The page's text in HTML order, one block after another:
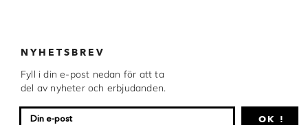
Martellato
Matfer Bourgeat
Nora Chokladskola
NYHETSBREV
Fyll i din e-post nedan för att ta
del av nyheter och erbjudanden.
OK !